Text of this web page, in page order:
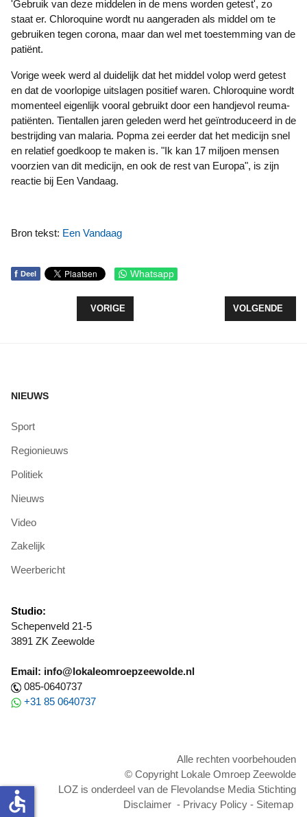
'Gebruik van deze middelen in de mens worden getest', zo
staat er. Chloroquine wordt nu aangeraden als middel om te
gebruiken tegen corona, maar dan wel met toestemming van de
patiënt.
Vorige week werd al duidelijk dat het middel volop werd getest
en dat de voorlopige uitslagen positief waren. Chloroquine wordt
momenteel eigenlijk vooral gebruikt door een handjevol reuma-
patiënten. Tientallen jaren geleden werd het geïntroduceerd in de
bestrijding van malaria. Popma zei eerder dat het medicijn snel
en relatief goedkoop te maken is. "Ik kan 17 miljoen mensen
voorzien van dit medicijn, en ook de rest van Europa", is zijn
reactie bij Een Vandaag.
Bron tekst: Een Vandaag
f Deel Whatsapp
VORIG ARTIKEL: EERSTE BESMETTING
VORIGE VOLGENDE
VOLGENDE
NIEUWS
Sport
Regionieuws
Politiek
Nieuws
Video
Zakelijk
Weerbericht
Studio:
Schepenveld 21-5
3891 ZK Zeewolde
Email: info@lokaleomroepzeewolde.nl
085-0640737
+31 85 0640737
Alle rechten voorbehouden
© Copyright Lokale Omroep Zeewolde
LOZ is onderdeel van de Flevolandse Media Stichting
Disclaimer - Privacy Policy - Sitemap
accessible